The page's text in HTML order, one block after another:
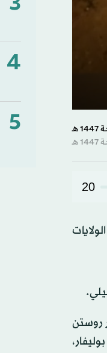
seconds
of
22
90%
20
روستن
4
5